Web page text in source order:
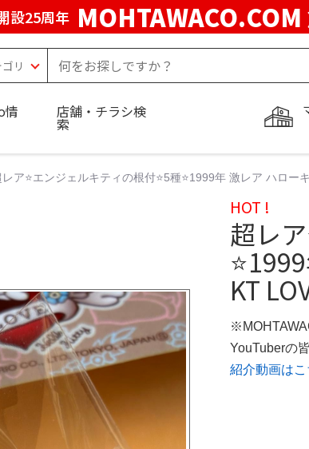
設25周年
情 店舗・チラシ検
索
レア⭐️エンジェルキティの根付⭐️5種⭐️1999年 激レア ハロ
HOT !
超レ
KT
YouTuberの
紹介動画はこ